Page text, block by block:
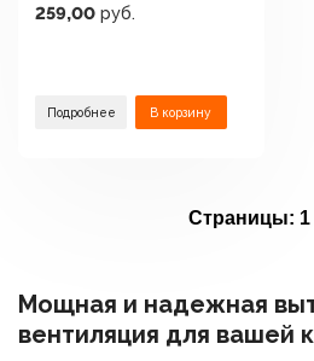
259,00 руб.
Подробнее В корзину
Страницы:
Мощная и надежная
вентиляция для вашей